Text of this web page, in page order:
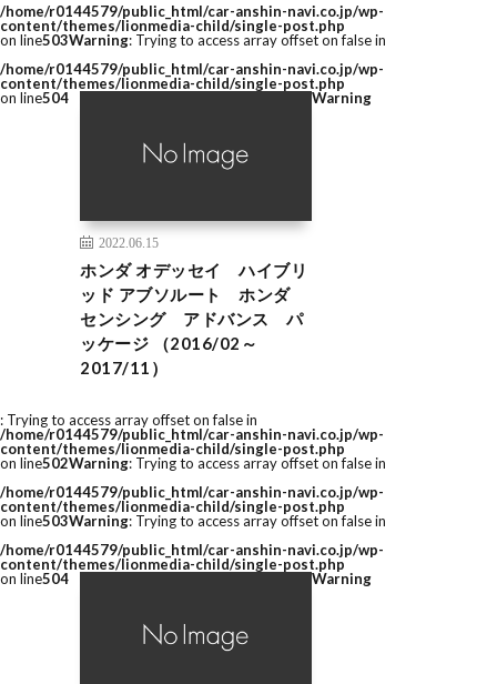
/home/r0144579/public_html/car-anshin-navi.co.jp/wp-
content/themes/lionmedia-child/single-post.php
on line503Warning: Trying to access array offset on false in
/home/r0144579/public_html/car-anshin-navi.co.jp/wp-
content/themes/lionmedia-child/single-post.php
on line504
2022.06.15
ホンダ オデッセイ ハイブリ
ッド アブソルート ホンダ
センシング アドバンス パ
ッケージ （2016/02～
2017/11）
Warning
: Trying to access array offset on false in
/home/r0144579/public_html/car-anshin-navi.co.jp/wp-
content/themes/lionmedia-child/single-post.php
on line502Warning: Trying to access array offset on false in
/home/r0144579/public_html/car-anshin-navi.co.jp/wp-
content/themes/lionmedia-child/single-post.php
on line503Warning: Trying to access array offset on false in
/home/r0144579/public_html/car-anshin-navi.co.jp/wp-
content/themes/lionmedia-child/single-post.php
on line504 Warning